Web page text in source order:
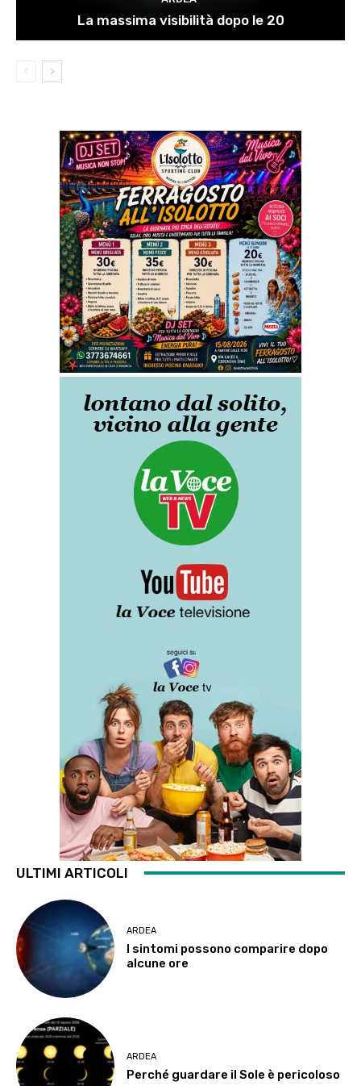
La massima visibilità dopo le 20
ULTIMI ARTICOLI
ARDEA
I sintomi possono comparire dopo
alcune ore
ARDEA
Perché guardare il Sole è pericoloso